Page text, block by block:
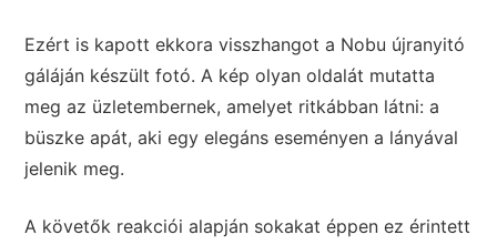
Ezért is kapott ekkora visszhangot a Nobu újranyitó
gáláján készült fotó. A kép olyan oldalát mutatta
meg az üzletembernek, amelyet ritkábban látni: a
büszke apát, aki egy elegáns eseményen a lányával
jelenik meg.
A követők reakciói alapján sokakat éppen ez érintett